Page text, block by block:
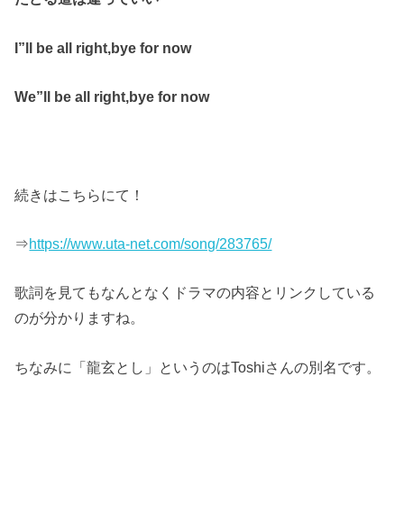
I”ll be all right,bye for now
We”ll be all right,bye for now
続きはこちらにて！
⇒https://www.uta-net.com/song/283765/
歌詞を見てもなんとなくドラマの内容とリンクしている
のが分かりますね。
ちなみに「龍玄とし」というのはToshiさんの別名です。